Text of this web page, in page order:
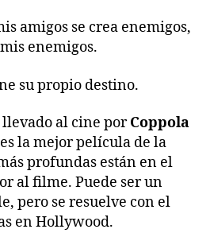
amigos se crea enemigos,
enemigos.
su propio destino.
llevado al cine porCoppola
la mejor película de la
profundas están en el
al filme. Puede ser un
pero se resuelve con el
en Hollywood.